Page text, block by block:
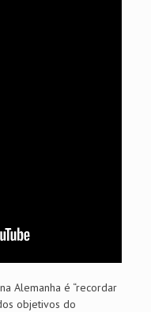
Alemanha é “recordar
objetivos do